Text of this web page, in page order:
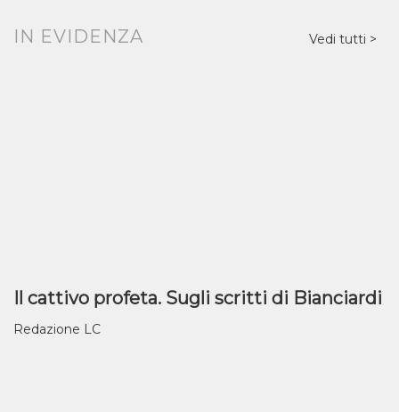
IN EVIDENZA Vedi tutti
Il cattivo profeta. Sugli scritti di Bianciardi
Redazione LC